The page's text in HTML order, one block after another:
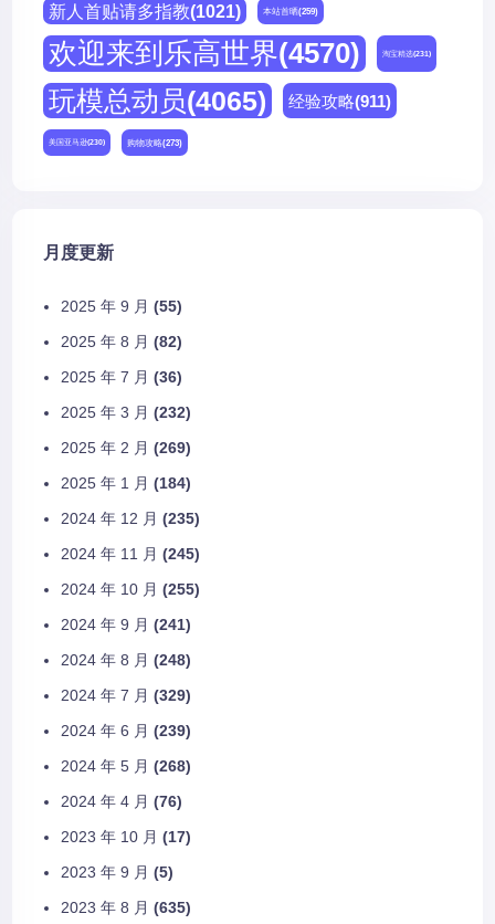
新人首贴请多指教(1021) 本站首晒(259)
欢迎来到乐高世界(4570) 淘宝精选(231)
玩模总动员(4065) 经验攻略(911)
美国亚马逊(230) 购物攻略(273)
月度更新
2025 年 9 月 (55)
2025 年 8 月 (82)
2025 年 7 月 (36)
2025 年 3 月 (232)
2025 年 2 月 (269)
2025 年 1 月 (184)
2024 年 12 月 (235)
2024 年 11 月 (245)
2024 年 10 月 (255)
2024 年 9 月 (241)
2024 年 8 月 (248)
2024 年 7 月 (329)
2024 年 6 月 (239)
2024 年 5 月 (268)
2024 年 4 月 (76)
2023 年 10 月 (17)
2023 年 9 月 (5)
2023 年 8 月 (635)